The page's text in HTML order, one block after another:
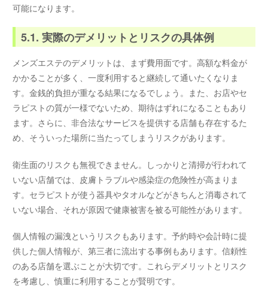
可能になります。
5.1. 実際のデメリットとリスクの具体例
メンズエステのデメリットは、まず費用面です。高額な料金が
かかることが多く、一度利用すると継続して通いたくなりま
す。金銭的負担が重なる結果になるでしょう。また、お店やセ
ラピストの質が一様でないため、期待はずれになることもあり
ます。さらに、非合法なサービスを提供する店舗も存在するた
め、そういった場所に当たってしまうリスクがあります。
衛生面のリスクも無視できません。しっかりと清掃が行われて
いない店舗では、皮膚トラブルや感染症の危険性が高まりま
す。セラピストが使う器具やタオルなどがきちんと消毒されて
いない場合、それが原因で健康被害を被る可能性があります。
個人情報の漏洩というリスクもあります。予約時や会計時に提
供した個人情報が、第三者に流出する事例もあります。信頼性
のある店舗を選ぶことが大切です。これらデメリットとリスク
を考慮し、慎重に利用することが賢明です。